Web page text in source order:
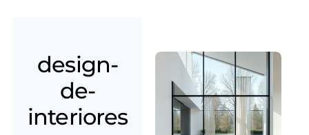
design-
de-
interiores